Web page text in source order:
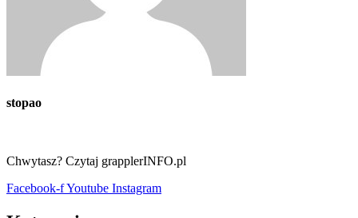
stopao
Chwytasz? Czytaj grapplerINFO.pl
Facebook-fYoutube Instagram